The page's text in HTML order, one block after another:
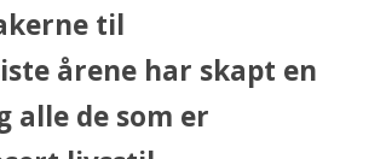
til
årene har skapt en
alle de som er